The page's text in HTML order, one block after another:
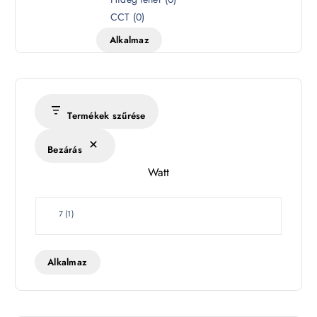
é
s
k
CCT (0)
Alkalmaz
Termékek szűrése
Bezárás
Watt
W
t
7 (1)
Alkalmaz